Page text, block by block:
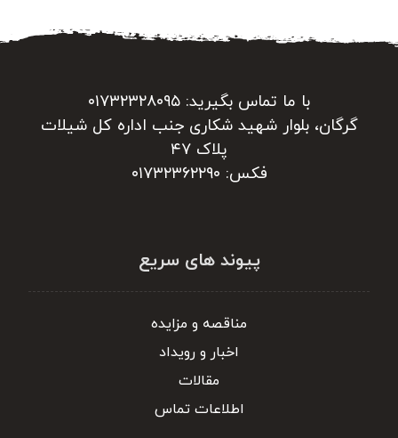
با ما تماس بگیرید: ۰۱۷۳۲۳۲۸۰۹۵
گرگان، بلوار شهید شکاری جنب اداره کل شیلات
پلاک ۴۷
فکس: ۰۱۷۳۲۳۶۲۲۹۰
پیوند های سریع
مناقصه و مزایده
اخبار و رویداد
مقالات
اطلاعات تماس